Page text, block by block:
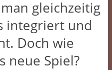
gleichzeitig
integriert und
Doch wie
neue Spiel?